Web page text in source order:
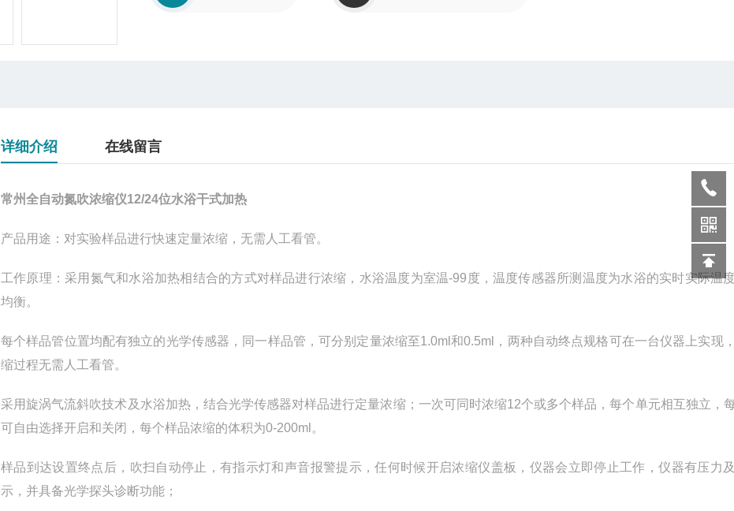
详细介绍 在线留言
常州全自动氮吹浓缩仪12/24位水浴干式加热
产品用途：对实验样品进行快速定量浓缩，无需人工看管。
工作原理：采用氮气和水浴加热相结合的方式对样品进行浓缩，水浴温度为室温-99 度，温度传感器所测温度为水浴的实时实际温
均衡。
每个样品管位置均配有独立的光学传感器，同一样品管，可分别定量浓缩至1.0ml和0.5ml
，两种自动终点规格可在一台仪器上实现
缩过程无需人工看管。
采用旋涡气流斜吹技术及水浴加热，结合光学传感器对样品进行定量浓缩；一次可同时浓缩12个或多个样品，每个单元相互独立，
可自由选择开启和关闭，每个样品浓缩的体积为0-200ml 。
样品到达设置终点后，吹扫自动停止，有指示灯和声音报警提示，任何时候开启浓缩仪盖板，仪器会立即停止工作，仪器有压力
示，并具备光学探头诊断功能；